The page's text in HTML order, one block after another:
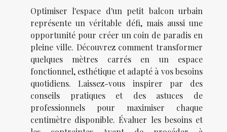
Optimiser l'espace d'un petit balcon urbain
représente un véritable défi, mais aussi une
opportunité pour créer un coin de paradis en
pleine ville. Découvrez comment transformer
quelques mètres carrés en un espace
fonctionnel, esthétique et adapté à vos besoins
quotidiens. Laissez-vous inspirer par des
conseils pratiques et des astuces de
professionnels pour maximiser chaque
centimètre disponible. Évaluer les besoins et